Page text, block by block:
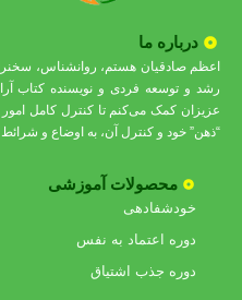
درباره ما
اعظم صادقیان هستم، روانشناس،
رشد و توسعه فردی و نویسنده کتاب
عزیزان کمک می‌کنم تا کنترل کامل
“ذهن” خود و کنترل آن، به اوضاع و
محصولات آموزشی
خودشفادهی
دوره اعتماد به نفس
دوره جذب اشتیاق